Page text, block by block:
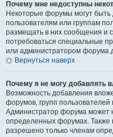
Почему мне недоступны
Некоторые форумы могут
пользователям или группам
размещать в них сообщения и
потребоваться специальные
или администратором форума
Вернуться наверх
Почему я не могу добавлять
Возможность добавления
форумов, групп
Администратор форума может
определенных форумах. Также
разрешено только членам